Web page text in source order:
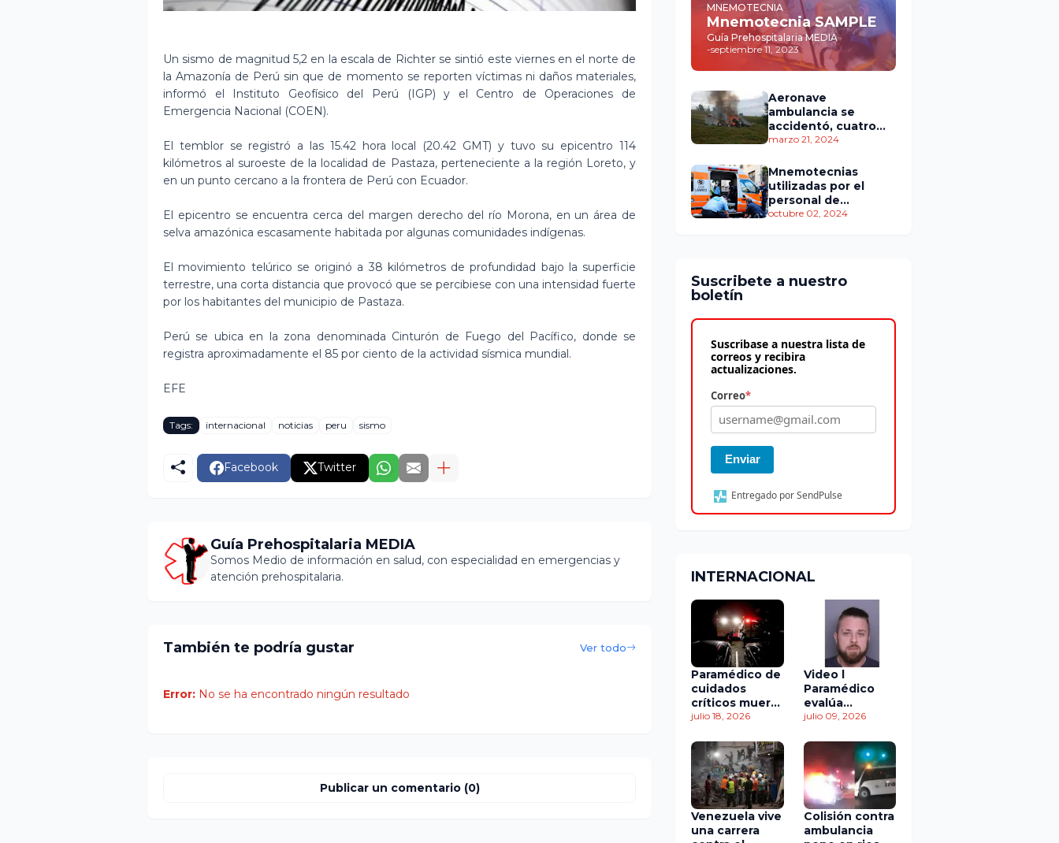
Un sismo de magnitud 5,2 en la escala de Richter se sintió este viernes en el norte de
la Amazonía de Perú sin que de momento se reporten víctimas ni daños materiales,
informó el Instituto Geofísico del Perú (IGP) y el Centro de Operaciones de
Emergencia Nacional (COEN).
El temblor se registró a las 15.42 hora local (20.42 GMT) y tuvo su epicentro 114
kilómetros al suroeste de la localidad de Pastaza, perteneciente a la región Loreto, y
en un punto cercano a la frontera de Perú con Ecuador.
El epicentro se encuentra cerca del margen derecho del río Morona, en un área de
selva amazónica escasamente habitada por algunas comunidades indígenas.
El movimiento telúrico se originó a 38 kilómetros de profundidad bajo la superficie
terrestre, una corta distancia que provocó que se percibiese con una intensidad fuerte
por los habitantes del municipio de Pastaza.
Perú se ubica en la zona denominada Cinturón de Fuego del Pacífico, donde se
registra aproximadamente el 85 por ciento de la actividad sísmica mundial.
EFE
Tags: internacional noticias peru sismo
Facebook Twitter
Guía Prehospitalaria MEDIA
Somos Medio de información en salud, con especialidad en emergencias y
atención prehospitalaria.
También te podría gustar Ver todo
Error: No se ha encontrado ningún resultado
Publicar un comentario (0)
MNEMOTECNIA
Mnemotecnia SAMPLE
Guía Prehospitalaria MEDIA
-septiembre 11, 2023
Aeronave
ambulancia se
accidentó, cuatro
personas murieron
marzo 21, 2024
Mnemotecnias
utilizadas por el
personal de
atención
octubre 02, 2024
Suscribete a nuestro
boletín
Suscribase a nuestra lista de
correos y recibira
actualizaciones.
Correo*
Enviar
Entregado por SendPulse
INTERNACIONAL
Paramédico de
cuidados
críticos muere
en accidente
julio 18, 2026
Video l
Paramédico
evalúa
acuerdo de
escandaloso
caso de
contaminación
con fluidos
corporales
julio 09, 2026
Venezuela vive
una carrera
Colisión contra
ambulancia